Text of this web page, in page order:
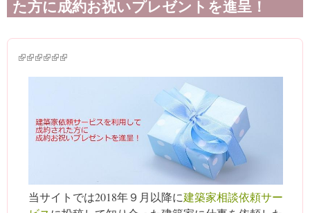
た方に成約お祝いプレゼントを進呈！
(link is external)
(link is external)
(link is external)
(link is external)
(link is external)
(link is external)
当サイトでは2018年９月以降に建築家相談依頼サー